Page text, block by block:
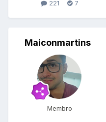
221 7
Maiconmartins
Membro